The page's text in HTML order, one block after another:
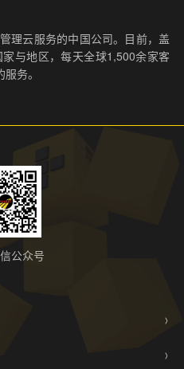
理云服务的中国公司。目前，盖
与地区，每天全球1,500余家客
务。
公众号